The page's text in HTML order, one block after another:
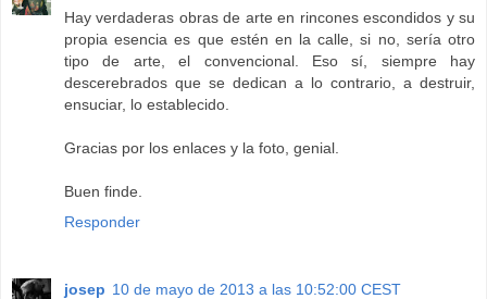
Hay verdaderas obras de arte en rincones escondidos y su
propia esencia es que estén en la calle, si no, sería otro
tipo de arte, el convencional. Eso sí, siempre hay
descerebrados que se dedican a lo contrario, a destruir,
ensuciar, lo establecido.
Gracias por los enlaces y la foto, genial.
Buen finde.
Responder
josep 10 de mayo de 2013 a las 10:52:00 CEST